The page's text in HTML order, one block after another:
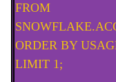
FROM
ORDER BY
LIMIT 1;